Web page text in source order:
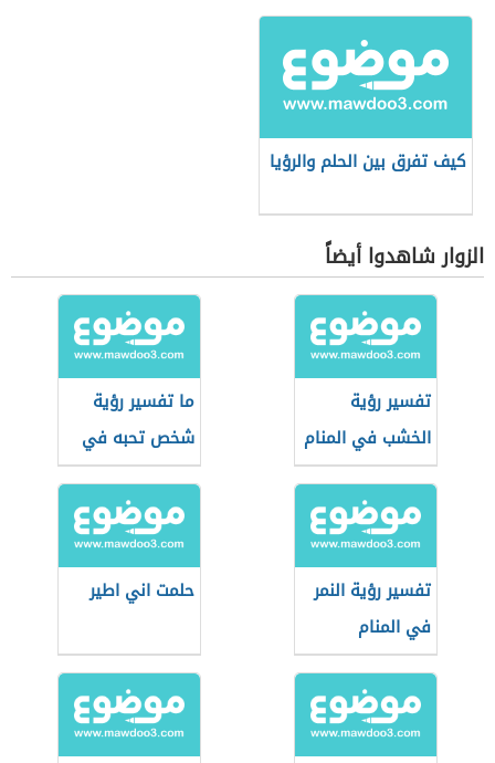
كيف تفرق بين الحلم والرؤيا
الزوار شاهدوا أيضاً
تفسير رؤية
الخشب في المنام
ما تفسير رؤية
شخص تحبه في
المنام؟
تفسير رؤية النمر
في المنام
حلمت اني اطير